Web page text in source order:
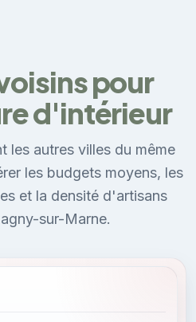
pour
d'intérieur
les autres villes du même
les budgets moyens, les
et la densité d'artisans
sur-Marne.